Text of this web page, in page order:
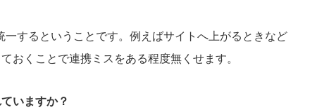
するということです。例えばサイトへ上がるときなど
おくことで連携ミスをある程度無くせます。
いますか？